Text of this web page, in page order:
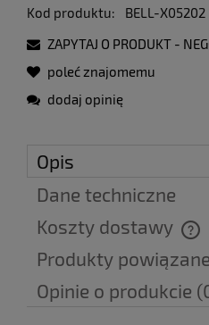
Kod produktu:
BELL-X05202
ZAPYTAJ O PRODUKT -
poleć znajomemu
dodaj opinię
Opis
Dane techniczne
Koszty dostawy
Cena nie zawiera
Produkty powiązane
Opinie o produkcie